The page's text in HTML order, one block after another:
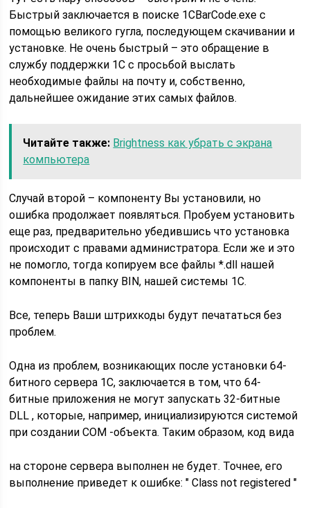
Быстрый заключается в поиске 1CBarCode.exe с
помощью великого гугла, последующем скачивании и
установке. Не очень быстрый – это обращение в
службу поддержки 1С с просьбой выслать
необходимые файлы на почту и, собственно,
дальнейшее ожидание этих самых файлов.
Читайте также: Brightness как убрать с экрана
компьютера
Случай второй – компоненту Вы установили, но
ошибка продолжает появляться. Пробуем установить
еще раз, предварительно убедившись что установка
происходит с правами администратора. Если же и это
не помогло, тогда копируем все файлы *.dll нашей
компоненты в папку BIN, нашей системы 1С.
Все, теперь Ваши штрихкоды будут печататься без
проблем.
Одна из проблем, возникающих после установки 64-
битного сервера 1С, заключается в том, что 64-
битные приложения не могут запускать 32-битные
DLL , которые, например, инициализируются системой
при создании COM -объекта. Таким образом, код вида
на стороне сервера выполнен не будет. Точнее, его
выполнение приведет к ошибке: " Class not registered "